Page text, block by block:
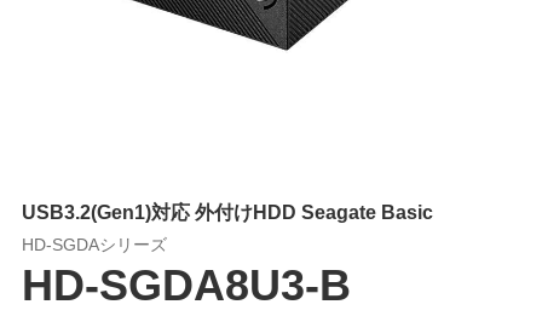
USB3.2(Gen1)対応 外付けHDD Seagate Basic
HD-SGDAシリーズ
HD-SGDA8U3-B